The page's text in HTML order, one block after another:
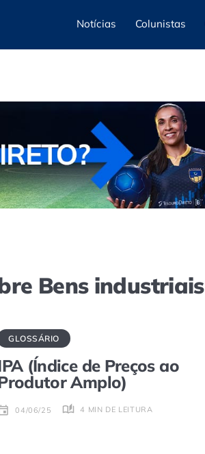
Notícias Colunistas
Bens industriais
GLOSSÁRIO
(Índice de Preços ao
Amplo)
04/06/25 4 MIN DE LEITURA